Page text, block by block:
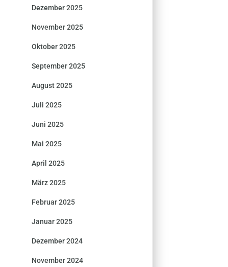
Dezember 2025
November 2025
Oktober 2025
September 2025
August 2025
Juli 2025
Juni 2025
Mai 2025
April 2025
März 2025
Februar 2025
Januar 2025
Dezember 2024
November 2024